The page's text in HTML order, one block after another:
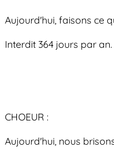
Aujourd'hui, faisons ce
Interdit 364 jours par an.
CHOEUR :
Aujourd'hui, nous